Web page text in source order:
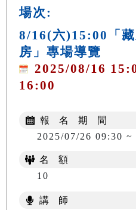
場次:
8/16(六)15:00「
房」專場導覽
2025/08/16
16:00
報 名 期 間
2025/07/26 09:30
名 額
10
講 師